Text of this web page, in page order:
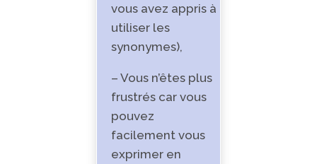
vous avez appris à
utiliser les
synonymes),
– Vous n’êtes plus
frustrés car vous
pouvez
facilement vous
exprimer en